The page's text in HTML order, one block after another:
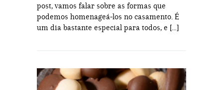
post, vamos falar sobre as formas que
podemos homenageá-los no casamento. É
um dia bastante especial para todos, e […]